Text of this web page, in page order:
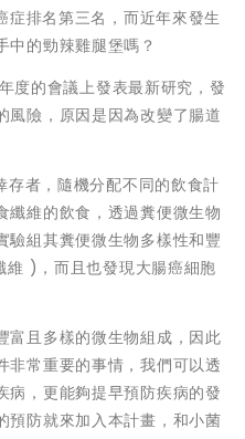
排名第三名，而近年來發生
中的勁辣雞腿堡嗎？
度的會議上發表最新研究，發
風險，原因是因為改變了腸道
者，隨機分配不同的飲食計
纖維的飲食，透過糞便微生物
驗組其糞便微生物多樣性和豐
)，而且也發現大腸癌細胞
富且多樣的微生物組成，因此
非常重要的事情，我們可以透
病，更能夠提早預防疾病的發
預防就來加入本計畫，和小菌